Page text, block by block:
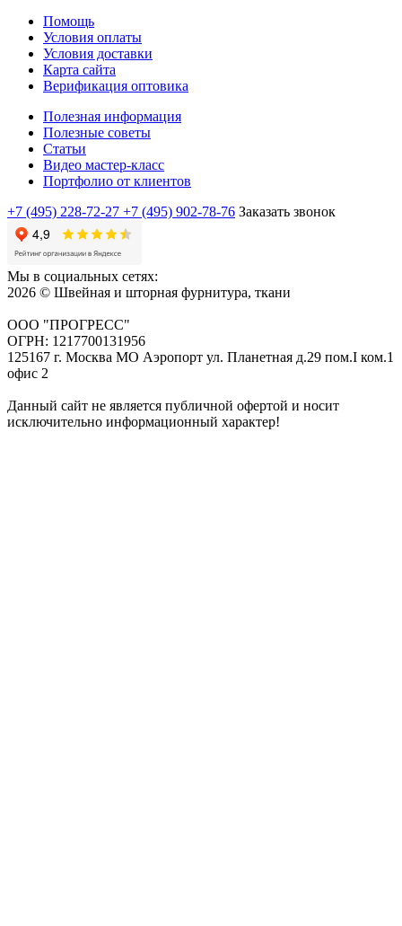
Помощь
Условия оплаты
Условия доставки
Карта сайта
Верификация оптовика
Полезная информация
Полезные советы
Статьи
Видео мастер-класс
Портфолио от клиентов
+7 (495) 228-72-27 +7 (495) 902-78-76 Заказать звонок
Мы в социальных сетях:
2026 © Швейная и шторная фурнитура, ткани
ООО "ПРОГРЕСС"
ОГРН: 1217700131956
125167 г. Москва МО Аэропорт ул. Планетная д.29 пом.I ком.1
офис 2
Данный сайт не является публичной офертой и носит
исключительно информационный характер!